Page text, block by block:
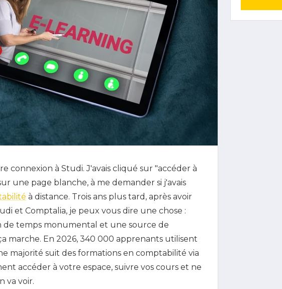
connexion à Studi. J'avais cliqué sur "accéder à
une page blanche, à me demander si j'avais
à distance. Trois ans plus tard, après avoir
et Comptalia, je peux vous dire une chose :
de temps monumental et une source de
marche. En 2026, 340 000 apprenants utilisent
majorité suit des formations en comptabilité via
accéder à votre espace, suivre vos cours et ne
va voir.